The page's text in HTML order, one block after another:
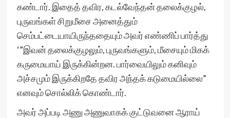
கண்டார். இதைத் தவிர, கடல்வேந்தன் தலைக்குழல்,
புருவங்கள் சிறுமீசை அனைத்தும்
செம்பட்டையாயிருந்ததையும் அவர் எண்ணிப் பார்த்து
‘”இவன் தலைக்குழலும், புருவங்களும், மீசையும் மிகக்
கருமையாய் இருக்கின்றன. பார்வையிலும் கனிவும்
அச்சமும் இருக்கிறதே தவிர அந்தக் கடுமையில்லை”
எனவும் சொல்லிக் கொண்டார்.
அவர் அப்படி அணு அணுவாகக் குட்டுவனை ஆராய்